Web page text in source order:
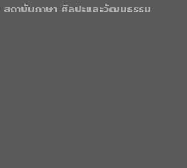
สถาบันภาษา ศิลปะและวัฒนธรรม